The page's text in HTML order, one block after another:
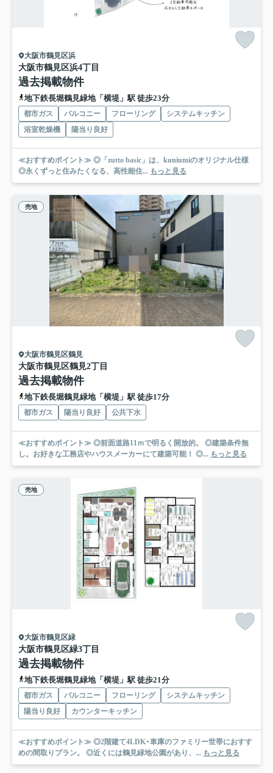
大阪市鶴見区浜
大阪市鶴見区浜4丁目
過去掲載物件
地下鉄長堀鶴見緑地「横堤」駅 徒歩23分
都市ガス バルコニー フローリング
システムキッチン
浴室乾燥機
陽当り良好
≪おすすめポイント≫ ◎「zutto basic」は、kuniumiのオリジナル仕様
◎永くずっと住みたくなる、高性能住... もっと見る
売地
大阪市鶴見区鶴見
大阪市鶴見区鶴見2丁目
過去掲載物件
地下鉄長堀鶴見緑地「横堤」駅 徒歩17分
都市ガス 陽当り良好 公共下水
≪おすすめポイント≫ ◎前面道路11ｍで明るく開放的。 ◎建築条件無
し。お好きな工務店やハウスメーカーにて建築可能！ ◎... もっと見る
売地
大阪市鶴見区緑
大阪市鶴見区緑3丁目
過去掲載物件
地下鉄長堀鶴見緑地「横堤」駅 徒歩21分
都市ガス バルコニー フローリング
システムキッチン
陽当り良好
カウンターキッチン
≪おすすめポイント≫ ◎2階建て4LDK+車庫のファミリー世帯におすす
めの間取りプラン。 ◎近くには鶴見緑地公園があり、... もっと見る